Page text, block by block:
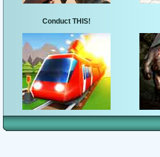
Conduct THIS!